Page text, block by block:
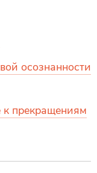
осознанности
к прекращениям